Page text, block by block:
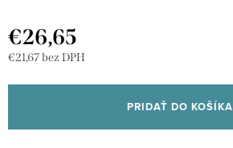
€26,65
€21,67 bez DPH
cena:
PRIDAŤ DO KOŠÍKA